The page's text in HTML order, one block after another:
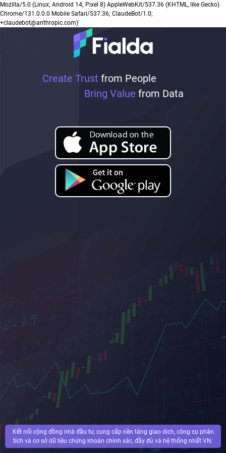
Create Trust from People
Bring Value from Data
Kết nối cộng đồng nhà đầu tư, cung cấp nền tảng giao dịch, công cụ phân
tích và cơ sở dữ liệu chứng khoán chính xác, đầy đủ và hệ thống nhất VN.
Mozilla/5.0 (Linux; Android 14; Pixel 8) AppleWebKit/537.36 (KHTML, like Gecko)
Chrome/131.0.0.0 Mobile Safari/537.36; ClaudeBot/1.0;
+claudebot@anthropic.com)